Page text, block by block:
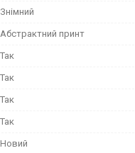
Знімний
Абстрактний принт
Так
Так
Так
Так
Новий